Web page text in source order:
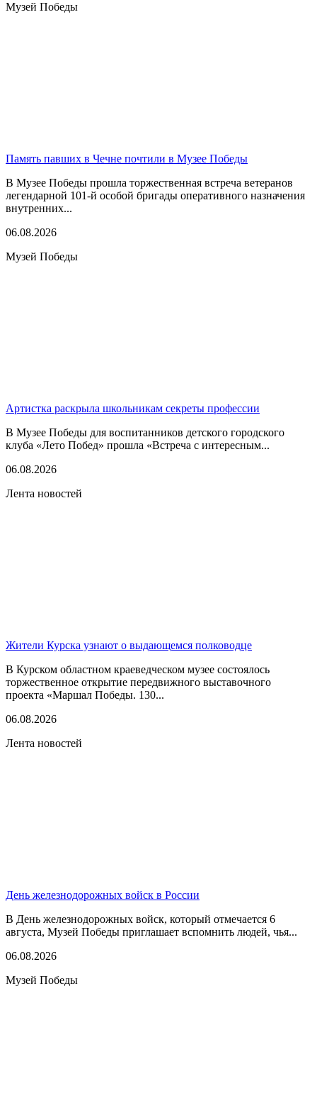
Музей Победы
Память павших в Чечне почтили в Музее Победы
В Музее Победы прошла торжественная встреча ветеранов
легендарной 101-й особой бригады оперативного назначения
внутренних...
06.08.2026
Музей Победы
Артистка раскрыла школьникам секреты профессии
В Музее Победы для воспитанников детского городского
клуба «Лето Побед» прошла «Встреча с интересным...
06.08.2026
Лента новостей
Жители Курска узнают о выдающемся полководце
В Курском областном краеведческом музее состоялось
торжественное открытие передвижного выставочного
проекта «Маршал Победы. 130...
06.08.2026
Лента новостей
День железнодорожных войск в России
В День железнодорожных войск, который отмечается 6
августа, Музей Победы приглашает вспомнить людей, чья...
06.08.2026
Музей Победы